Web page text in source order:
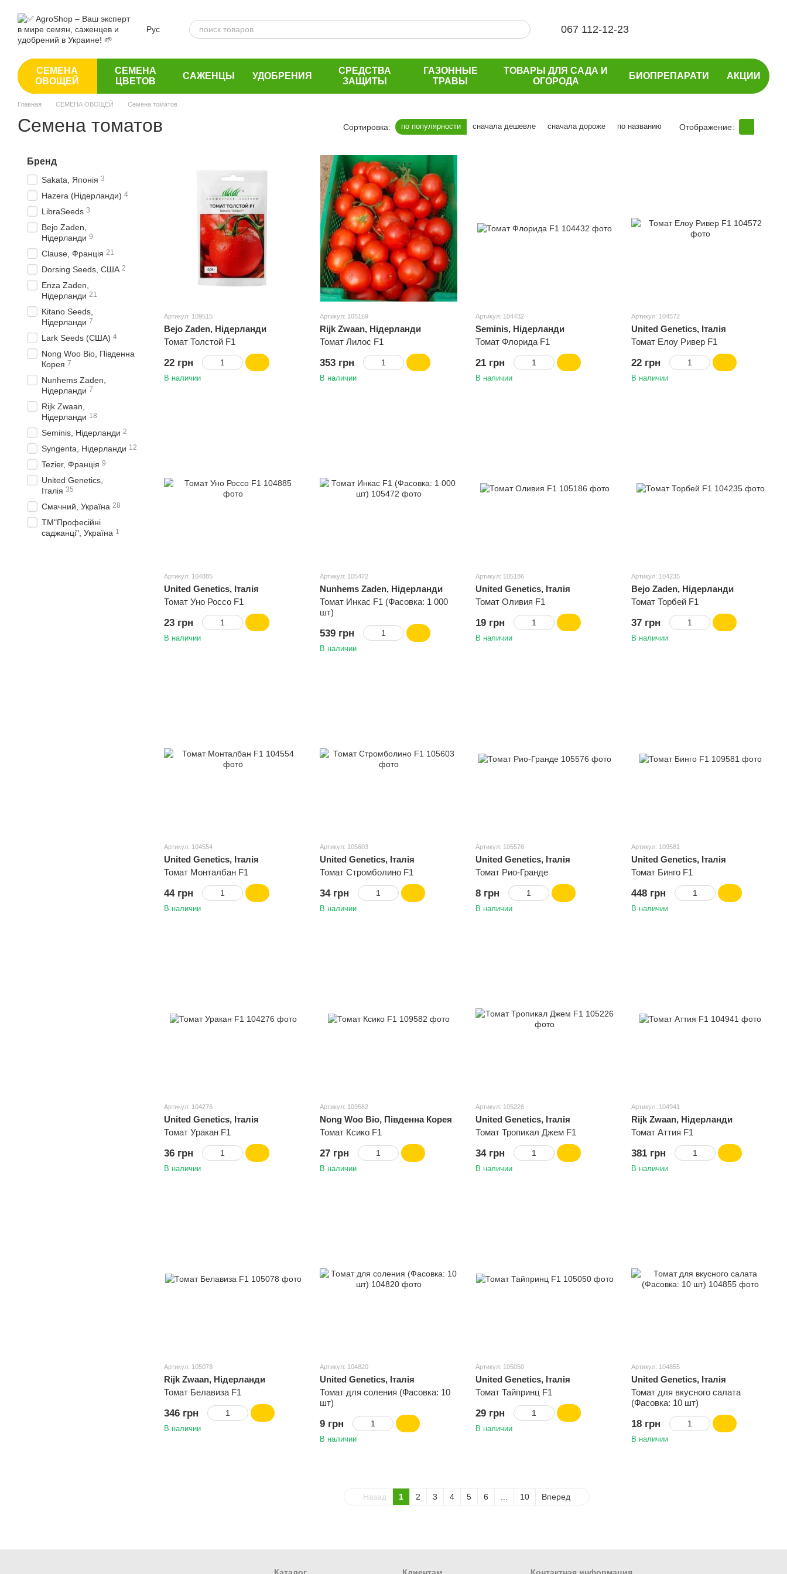
Рус 067 112-12-23
СЕМЕНА
ОВОЩЕЙ
СЕМЕНА
ЦВЕТОВ
САЖЕНЦЫ УДОБРЕНИЯ
СРЕДСТВА
ЗАЩИТЫ
ГАЗОННЫЕ
ТРАВЫ
ТОВАРЫ ДЛЯ САДА И
ОГОРОДА
БИОПРЕПАРАТИ АКЦИИ
Главная СЕМЕНА ОВОЩЕЙ Семена томатов
Семена томатов Сортировка: по популярности сначала дешевле сначала дороже по названию Отображение:
Артикул: 109515
Bejo Zaden, Нідерланди
Томат Толстой F1
22 грн
В наличии
Артикул: 105169
Rijk Zwaan, Нідерланди
Томат Лилос F1
353 грн
В наличии
Артикул: 104432
Seminis, Нідерланди
Томат Флорида F1
21 грн
В наличии
Артикул: 104572
United Genetics, Італія
Томат Елоу Ривер F1
22 грн
В наличии
Артикул: 104885
United Genetics, Італія
Томат Уно Россо F1
23 грн
В наличии
Артикул: 105472
Nunhems Zaden, Нідерланди
Томат Инкас F1 (Фасовка: 1 000
шт)
539 грн
В наличии
Артикул: 105186
United Genetics, Італія
Томат Оливия F1
19 грн
В наличии
Артикул: 104235
Bejo Zaden, Нідерланди
Томат Торбей F1
37 грн
В наличии
Артикул: 104554
United Genetics, Італія
Томат Монталбан F1
44 грн
В наличии
Артикул: 105603
United Genetics, Італія
Томат Стромболино F1
34 грн
В наличии
Артикул: 105576
United Genetics, Італія
Томат Рио-Гранде
8 грн
В наличии
Артикул: 109581
United Genetics, Італія
Томат Бинго F1
448 грн
В наличии
Артикул: 104276
United Genetics, Італія
Томат Уракан F1
36 грн
В наличии
Артикул: 109582
Nong Woo Bio, Південна Корея
Томат Ксико F1
27 грн
В наличии
Артикул: 105226
United Genetics, Італія
Томат Тропикал Джем F1
34 грн
В наличии
Артикул: 104941
Rijk Zwaan, Нідерланди
Томат Аттия F1
381 грн
В наличии
Артикул: 105078
Rijk Zwaan, Нідерланди
Томат Белавиза F1
346 грн
В наличии
Артикул: 104820
United Genetics, Італія
Томат для соления (Фасовка: 10
шт)
9 грн
В наличии
Артикул: 105050
United Genetics, Італія
Томат Тайпринц F1
29 грн
В наличии
Артикул: 104855
United Genetics, Італія
Томат для вкусного салата
(Фасовка: 10 шт)
18 грн
В наличии
Назад 1 2 3 4 5 6 10 Вперед
Бренд
Sakata, Японія 3
Hazera (Нідерланди) 4
LibraSeeds 3
Bejo Zaden,
Нідерланди 9
Clause, Франція 21
Dorsing Seeds, США 2
Enza Zaden,
Нідерланди 21
Kitano Seeds,
Нідерланди 7
Lark Seeds (США) 4
Nong Woo Bio, Південна
Корея 7
Nunhems Zaden,
Нідерланди 7
Rijk Zwaan,
Нідерланди 18
Seminis, Нідерланди 2
Syngenta, Нідерланди 12
Tezier, Франція 9
United Genetics,
Італія 35
Смачний, Україна 28
ТМ"Професійні
саджанці", Україна 1